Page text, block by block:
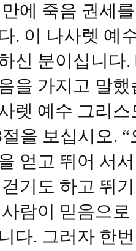
에 죽음 권세
. 이 나사렛 예
신 분이십니다
을 가지고 말
렛 예수 그리
절을 보십시오.
얻고 뛰어 서
기도 하고 뛰
람이 믿음으
다. 그러자 한